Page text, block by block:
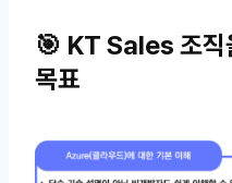
🎯 KT Sales 조직
목표